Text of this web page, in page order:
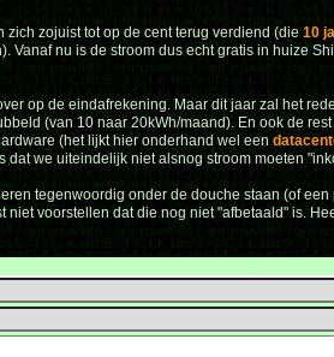
zojuist tot op de cent terug verdiend (die 10
Vanaf nu is de stroom dus echt gratis in huize
op de eindafrekening. Maar dit jaar zal het
(van 10 naar 20kWh/maand). En ook de
(het lijkt hier onderhand wel een
dat we uiteindelijk niet alsnog stroom moeten
tegenwoordig onder de douche staan (of
niet voorstellen dat die nog niet "afbetaald" is.